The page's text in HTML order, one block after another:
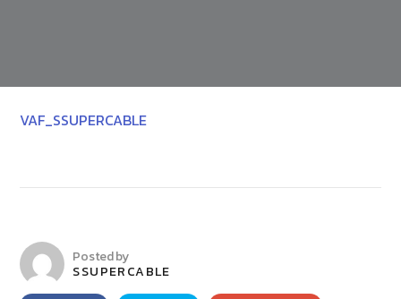
VAF_SSUPERCABLE
Posted by
SSUPERCABLE